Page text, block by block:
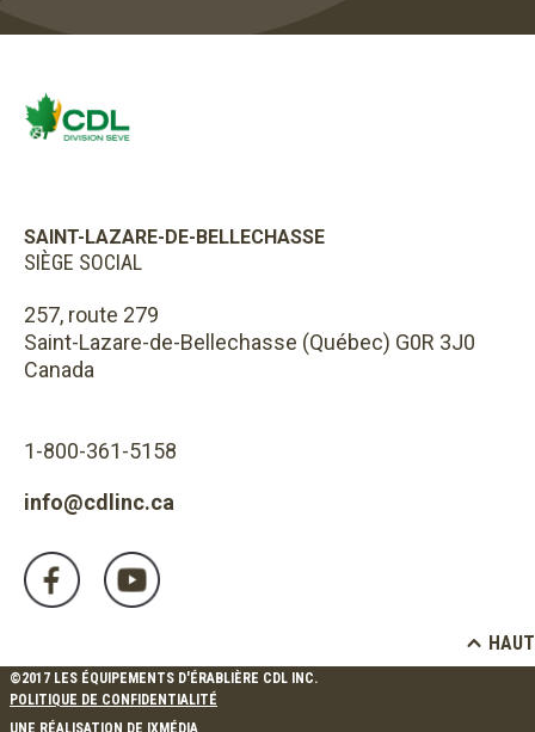
SAINT-LAZARE-DE-BELLECHASSE
SIÈGE SOCIAL
257, route 279
Saint-Lazare-de-Bellechasse (Québec) G0R 3J0
Canada
1-800-361-5158
info@cdlinc.ca
HAUT
©2017 LES ÉQUIPEMENTS D'ÉRABLIÈRE CDL INC.
POLITIQUE DE CONFIDENTIALITÉ